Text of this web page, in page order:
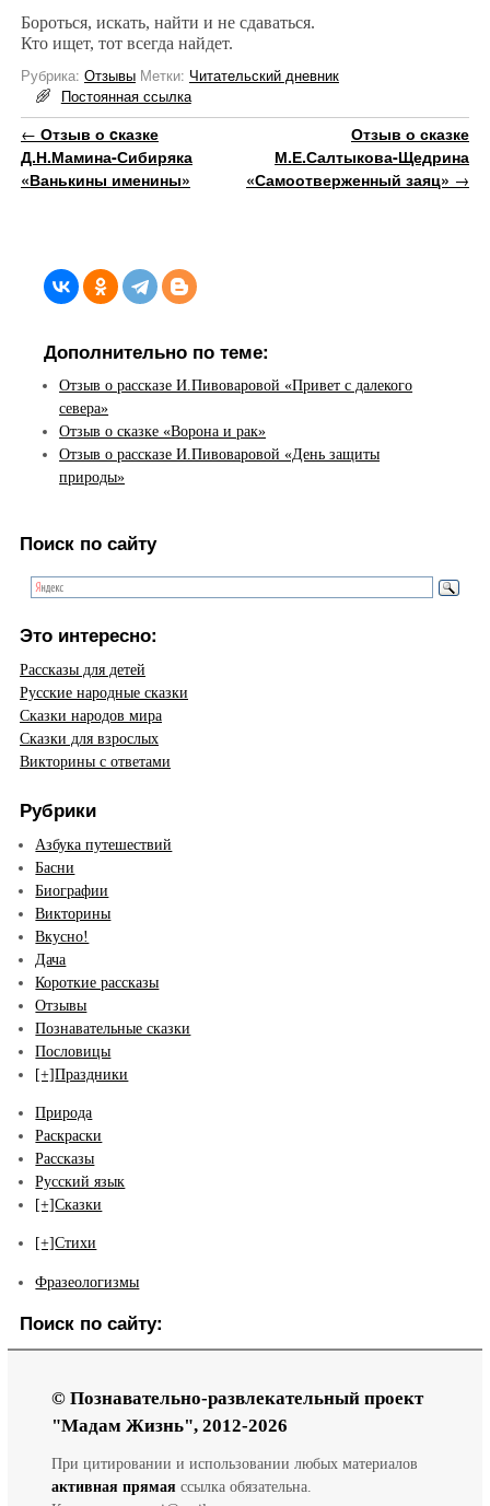
Бороться, искать, найти и не сдаваться.
Кто ищет, тот всегда найдет.
Рубрика: Отзывы Метки: Читательский дневник
Постоянная ссылка
Навигация по записям
← Отзыв о cказке
Д.Н.Мамина-Сибиряка
«Ванькины именины»
Отзыв о сказке
М.Е.Салтыкова-Щедрина
«Самоотверженный заяц» →
Дополнительно по теме:
Отзыв о рассказе И.Пивоваровой «Привет с далекого
севера»
Отзыв о сказке «Ворона и рак»
Отзыв о рассказе И.Пивоваровой «День защиты
природы»
Поиск по сайту
Это интересно:
Рассказы для детей
Русские народные сказки
Сказки народов мира
Сказки для взрослых
Викторины с ответами
Рубрики
Азбука путешествий
Басни
Биографии
Викторины
Вкусно!
Дача
Короткие рассказы
Отзывы
Познавательные сказки
Пословицы
[+]Праздники
Природа
Раскраски
Рассказы
Русский язык
[+]Сказки
[+]Стихи
Фразеологизмы
Поиск по сайту:
© Познавательно-развлекательный проект
"Мадам Жизнь", 2012-2026
При цитировании и использовании любых материалов
активная прямая ссылка обязательна.